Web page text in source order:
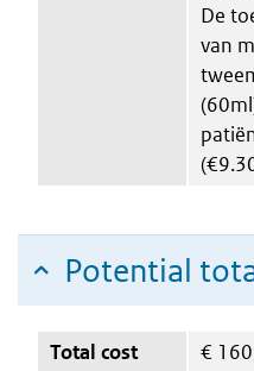
De
van
Potential
Total cost €